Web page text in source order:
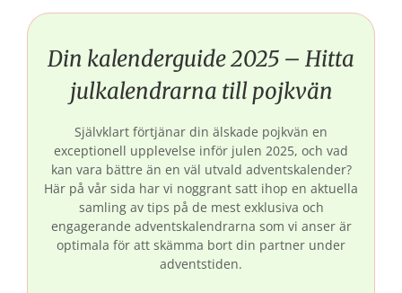
Din kalenderguide 2025 – Hitta
julkalendrarna till pojkvän
Självklart förtjänar din älskade pojkvän en
exceptionell upplevelse inför julen 2025, och vad
kan vara bättre än en väl utvald adventskalender?
Här på vår sida har vi noggrant satt ihop en aktuella
samling av tips på de mest exklusiva och
engagerande adventskalendrarna som vi anser är
optimala för att skämma bort din partner under
adventstiden.